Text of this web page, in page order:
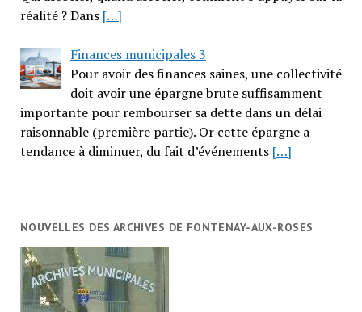
réalité ? Dans […]
Finances municipales 3
Pour avoir des finances saines, une collectivité
doit avoir une épargne brute suffisamment
importante pour rembourser sa dette dans un délai
raisonnable (première partie). Or cette épargne a
tendance à diminuer, du fait d’événements […]
NOUVELLES DES ARCHIVES DE FONTENAY-AUX-ROSES